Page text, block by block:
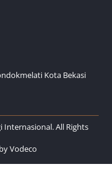
Kota Bekasi
Internasional. All Rights
Vodeco